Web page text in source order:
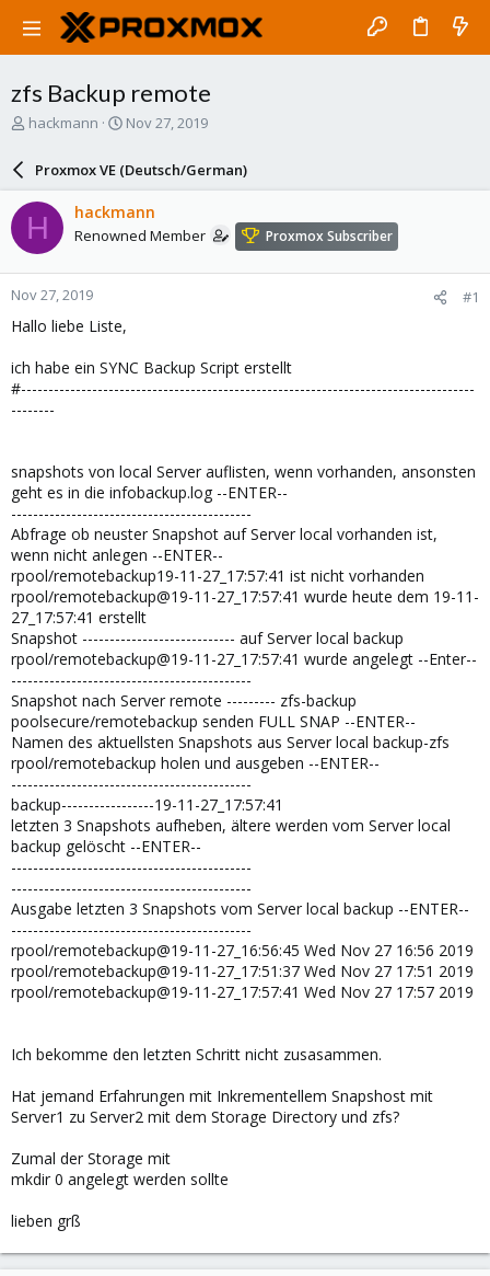
zfs Backup remote
T
a
d
s
t
a
r
t
e
hackmann
S
a
r
d
a
e
Nov 27, 2019
Proxmox VE (Deutsch/German)
H hackmann
Renowned Member Proxmox Subscriber
Nov 27, 2019 #1
Hallo liebe Liste,
ich habe ein SYNC Backup Script erstellt
#-----------------------------------------------------------------------------------
--------
snapshots von local Server auflisten, wenn vorhanden, ansonsten
geht es in die infobackup.log --ENTER--
--------------------------------------------
Abfrage ob neuster Snapshot auf Server local vorhanden ist,
wenn nicht anlegen --ENTER--
rpool/remotebackup19-11-27_17:57:41 ist nicht vorhanden
rpool/remotebackup@19-11-27_17:57:41 wurde heute dem 19-11-
27_17:57:41 erstellt
Snapshot ---------------------------- auf Server local backup
rpool/remotebackup@19-11-27_17:57:41 wurde angelegt --Enter--
--------------------------------------------
Snapshot nach Server remote --------- zfs-backup
poolsecure/remotebackup senden FULL SNAP --ENTER--
Namen des aktuellsten Snapshots aus Server local backup-zfs
rpool/remotebackup holen und ausgeben --ENTER--
--------------------------------------------
backup-----------------19-11-27_17:57:41
letzten 3 Snapshots aufheben, ältere werden vom Server local
backup gelöscht --ENTER--
--------------------------------------------
--------------------------------------------
Ausgabe letzten 3 Snapshots vom Server local backup --ENTER--
--------------------------------------------
rpool/remotebackup@19-11-27_16:56:45 Wed Nov 27 16:56 2019
rpool/remotebackup@19-11-27_17:51:37 Wed Nov 27 17:51 2019
rpool/remotebackup@19-11-27_17:57:41 Wed Nov 27 17:57 2019
Ich bekomme den letzten Schritt nicht zusasammen.
Hat jemand Erfahrungen mit Inkrementellem Snapshost mit
Server1 zu Server2 mit dem Storage Directory und zfs?
Zumal der Storage mit
mkdir 0 angelegt werden sollte
lieben grß